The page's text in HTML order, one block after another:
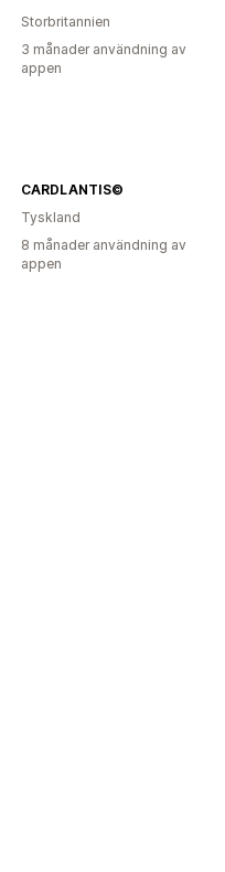
Storbritannien
3 månader användning av
appen
CARDLANTIS©
Tyskland
8 månader användning av
appen